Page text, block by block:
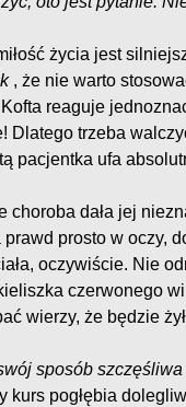
życia jest
, że nie warto
Kofta reaguje
Dlatego trzeba
pacjentka ufa
choroba dała jej
prosto w oczy,
oczywiście. Nie
czerwonego
wierzy, że będzie
sposób szczęśliwa
kurs pogłębia